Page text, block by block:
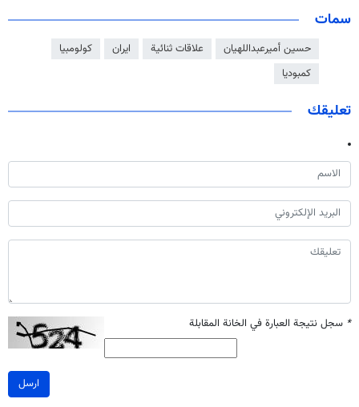
سمات
حسين أميرعبداللهيان علاقات ثنائية ايران
كولومبيا
كمبوديا
تعليقك
* سجل نتيجة العبارة في الخانة المقابلة
ارسل